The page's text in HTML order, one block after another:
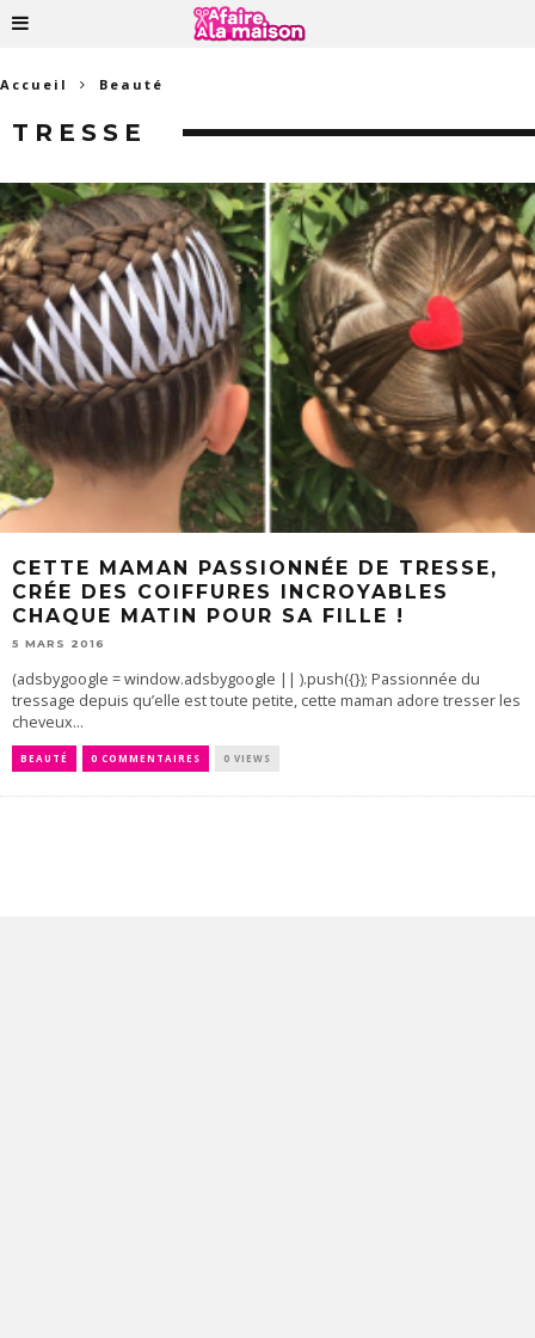
Accueil Beauté
TRESSE
CETTE MAMAN PASSIONNÉE DE TRESSE,
CRÉE DES COIFFURES INCROYABLES
CHAQUE MATIN POUR SA FILLE !
5 MARS 2016
(adsbygoogle = window.adsbygoogle || ).push({}); Passionnée du
tressage depuis qu’elle est toute petite, cette maman adore tresser les
cheveux...
BEAUTÉ 0 COMMENTAIRES 0 VIEWS